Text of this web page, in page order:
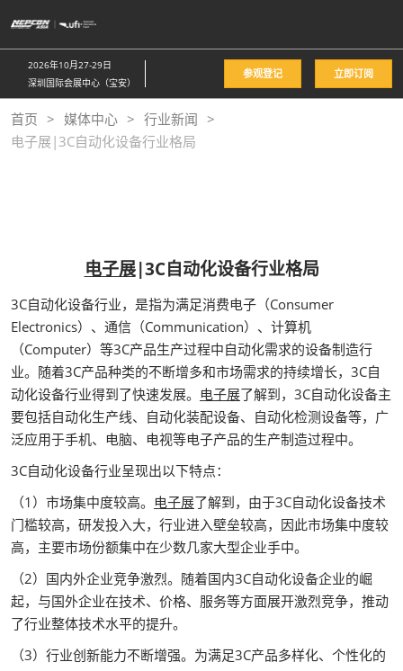
接
跳
至
内
容
2026年10月27-29日
深圳国际会展中心（宝安）
参观登记 立即订阅
首页 媒体中心
行业新闻
电子展|3C自动化设备行业格局
电子展|3C自动化设备行业格局
3C自动化设备行业，是指为满足消费电子（Consumer
Electronics）、通信（Communication）、计算机
（Computer）等3C产品生产过程中自动化需求的设备制造行
业。随着3C产品种类的不断增多和市场需求的持续增长，3C自
动化设备行业得到了快速发展。 电子展了解到，3C自动化设备主
要包括自动化生产线、自动化装配设备、自动化检测设备等，广
泛应用于手机、电脑、电视等电子产品的生产制造过程中。
3C自动化设备行业呈现出以下特点：
（1）市场集中度较高。 电子展了解到，由于3C自动化设备技术
门槛较高，研发投入大，行业进入壁垒较高，因此市场集中度较
高，主要市场份额集中在少数几家大型企业手中。
（2）国内外企业竞争激烈。随着国内3C自动化设备企业的崛
起，与国外企业在技术、价格、服务等方面展开激烈竞争，推动
了行业整体技术水平的提升。
（3）行业创新能力不断增强。为满足3C产品多样化、个性化的